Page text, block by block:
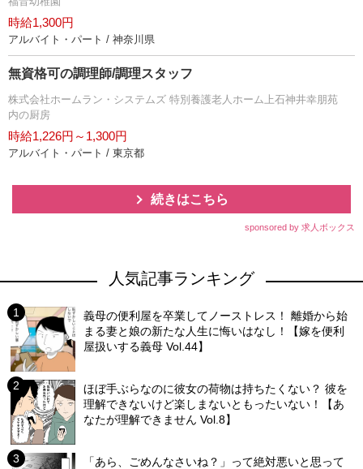
時給1,300円
アルバイト・パート / 神奈川県
無資格可の調理師/調理スタッフ
株式会社ホームラン・システムズ 特別養護老人ホーム上石神井幸朋苑
内の厨房
時給1,226円～1,300円
アルバイト・パート / 東京都
続きはこちら
sponsored by 求人ボックス
人気記事ランキング
義母の便利屋を卒業してノーストレス！ 離婚から始
まる妻と娘の新たな人生に悔いはなし！【嫁を便利
屋扱いする義母 Vol.44】
ほぼ手ぶらなのに彼女の荷物は持ちたくない？ 彼を
理解できないけど楽しまないともったいない！【あ
なたが理解できません Vol.8】
「あら、ごめんなさいね？」って絶対悪いと思って